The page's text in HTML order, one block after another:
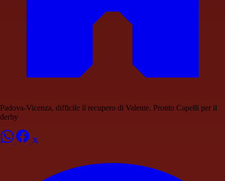
Padova-Vicenza, difficile il recupero di Valente. Pronto Capelli per il
derby